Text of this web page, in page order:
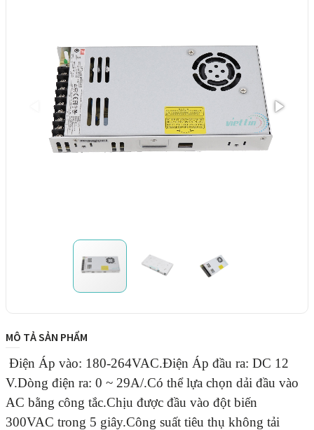
MÔ TẢ SẢN PHẨM
Điện Áp vào: 180-264VAC.Điện Áp đầu ra: DC 12
V.Dòng điện ra: 0 ~ 29A/.Có thể lựa chọn dải đầu vào
AC bằng công tắc.Chịu được đầu vào đột biến
300VAC trong 5 giây.Công suất tiêu thụ không tải